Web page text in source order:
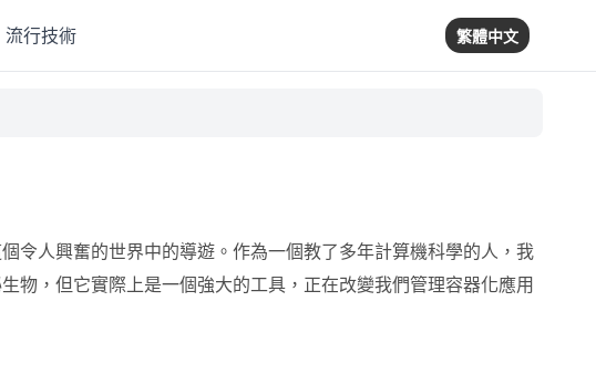
流行技術 繁體中文
令人興奮的世界中的導遊。作為一個教了多年計算機科學的人，我
物，但它實際上是一個強大的工具，正在改變我們管理容器化應用